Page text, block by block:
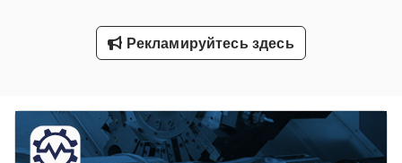
Транспортные Средства
Рекламируйтесь здесь